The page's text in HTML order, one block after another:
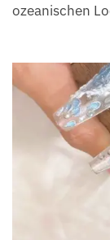
ozeanischen